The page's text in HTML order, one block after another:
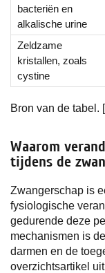
bacteriën en
alkalische urine
Zeldzame
kristallen, zoals
cystine
Bron van de tabel. [
Waarom
tijdens de
Zwangerschap is
fysiologische
gedurende deze
mechanismen is
darmen en de
overzichtsartikel